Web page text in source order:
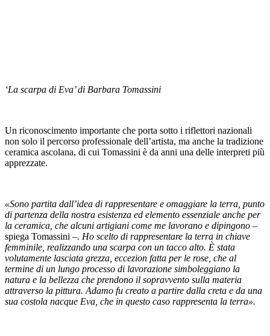
‘La scarpa di Eva’ di Barbara Tomassini
Un riconoscimento importante che porta sotto i riflettori nazionali
non solo il percorso professionale dell’artista, ma anche la tradizione
ceramica ascolana, di cui Tomassini è da anni una delle interpreti più
apprezzate.
«Sono partita dall’idea di rappresentare e omaggiare la terra, punto
di partenza della nostra esistenza ed elemento essenziale anche per
la ceramica, che alcuni artigiani come me lavorano e dipingono –
spiega Tomassini –. Ho scelto di rappresentare la terra in chiave
femminile, realizzando una scarpa con un tacco alto. È stata
volutamente lasciata grezza, eccezion fatta per le rose, che al
termine di un lungo processo di lavorazione simboleggiano la
natura e la bellezza che prendono il sopravvento sulla materia
attraverso la pittura. Adamo fu creato a partire dalla creta e da una
sua costola nacque Eva, che in questo caso rappresenta la terra».